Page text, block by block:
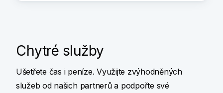
Chytré služby
Ušetřete čas i peníze. Využijte zvýhodněných
služeb od našich partnerů a podpořte své